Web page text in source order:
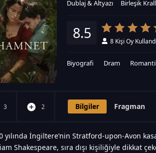
Dublaj & Altyazı Birleşik
8.5 8 Kişi Oy Kullandı
Biyografi Dram
3 2 Bilgiler Fragman
yılında İngiltere’nin Stratford-upon-Avon
Shakespeare, sıra dışı kişiliğiyle dikkat